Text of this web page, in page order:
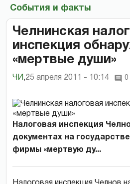
События и факты
Челнинская
инспекция
«мертвые души»
ЧИ ,25 апреля 2011 - 10:14 0
Налоговая инспекция
документах на
фирмы «мертвую ду...